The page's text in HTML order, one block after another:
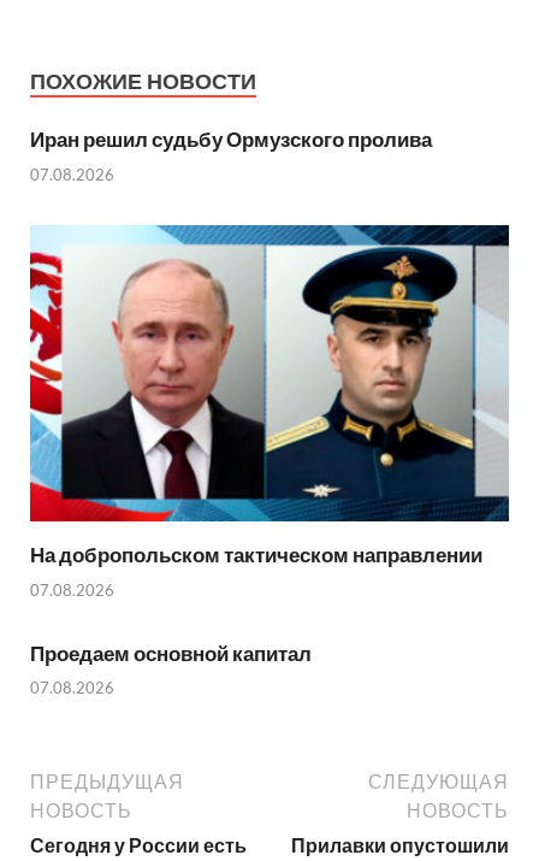
ПОХОЖИЕ НОВОСТИ
Иран решил судьбу Ормузского пролива
07.08.2026
На добропольском тактическом направлении
07.08.2026
Проедаем основной капитал
07.08.2026
ПРЕДЫДУЩАЯ
НОВОСТЬ
Сегодня у России есть
СЛЕДУЮЩАЯ
НОВОСТЬ
Прилавки опустошили